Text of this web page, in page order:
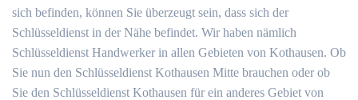
sich befinden, können Sie überzeugt sein, dass sich der
Schlüsseldienst in der Nähe befindet. Wir haben nämlich
Schlüsseldienst Handwerker in allen Gebieten von Kothausen. Ob
Sie nun den Schlüsseldienst Kothausen Mitte brauchen oder ob
Sie den Schlüsseldienst Kothausen für ein anderes Gebiet von